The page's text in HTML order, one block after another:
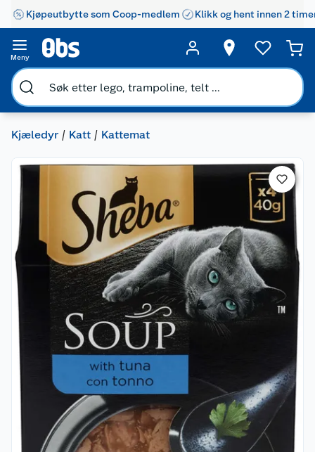
Kjøpeutbytte som Coop-medlem Klikk og hent innen 2
Meny
Kjæledyr Katt Kattemat